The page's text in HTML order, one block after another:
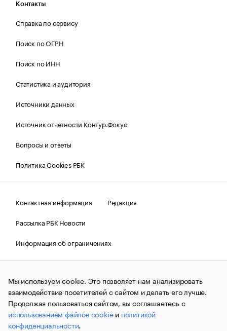
Контакты
Справка по сервису
Поиск по ОГРН
Поиск по ИНН
Статистика и аудитория
Источники данных
Источник отчетности Контур.Фокус
Вопросы и ответы
Политика Cookies РБК
Контактная информация
Редакция
Рассылка РБК Новости
Информация об ограничениях
Правовая информация
О соблюдении авторских прав
© АО «РОСБИЗНЕСКОНСАЛТИНГ»,1995–2026.Сообщения
и материалы информационного агентства «РБК»
(зарегистрировано Федеральной службой по надзору в сфере
связи, информационных технологий и массовых
коммуникаций (Роскомнадзор) 09.12.2015 за номером ИА
№ФС77-63848) сопровождаются пометкой «РБК». Отдельные
Мы используем cookie. Это позволяет нам анализировать
взаимодействие посетителей с сайтом и делать его лучше.
Продолжая пользоваться сайтом, вы соглашаетесь с
использованием файлов cookieи политикой
конфиденциальности.